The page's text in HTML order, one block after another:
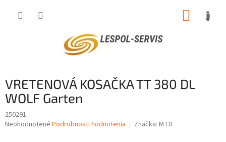
VRETENOVÁ KOSAČKA TT 380 DL
WOLF Garten
250291
Priemerné
Neohodnotené Podrobnosti hodnotenia Značka: MTD